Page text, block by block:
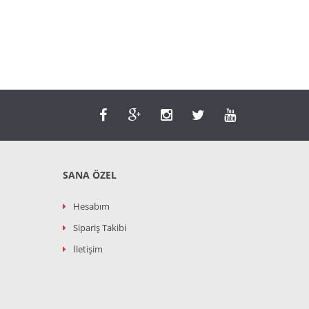
SANA ÖZEL
Hesabım
Sipariş Takibi
İletişim